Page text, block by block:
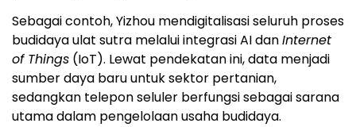
Sebagai contoh, Yizhou mendigitalisasi seluruh proses
budidaya ulat sutra melalui integrasi AI danInternet
of Things (IoT). Lewat pendekatan ini, data menjadi
sumber daya baru untuk sektor pertanian,
sedangkan telepon seluler berfungsi sebagai sarana
utama dalam pengelolaan usaha budidaya.